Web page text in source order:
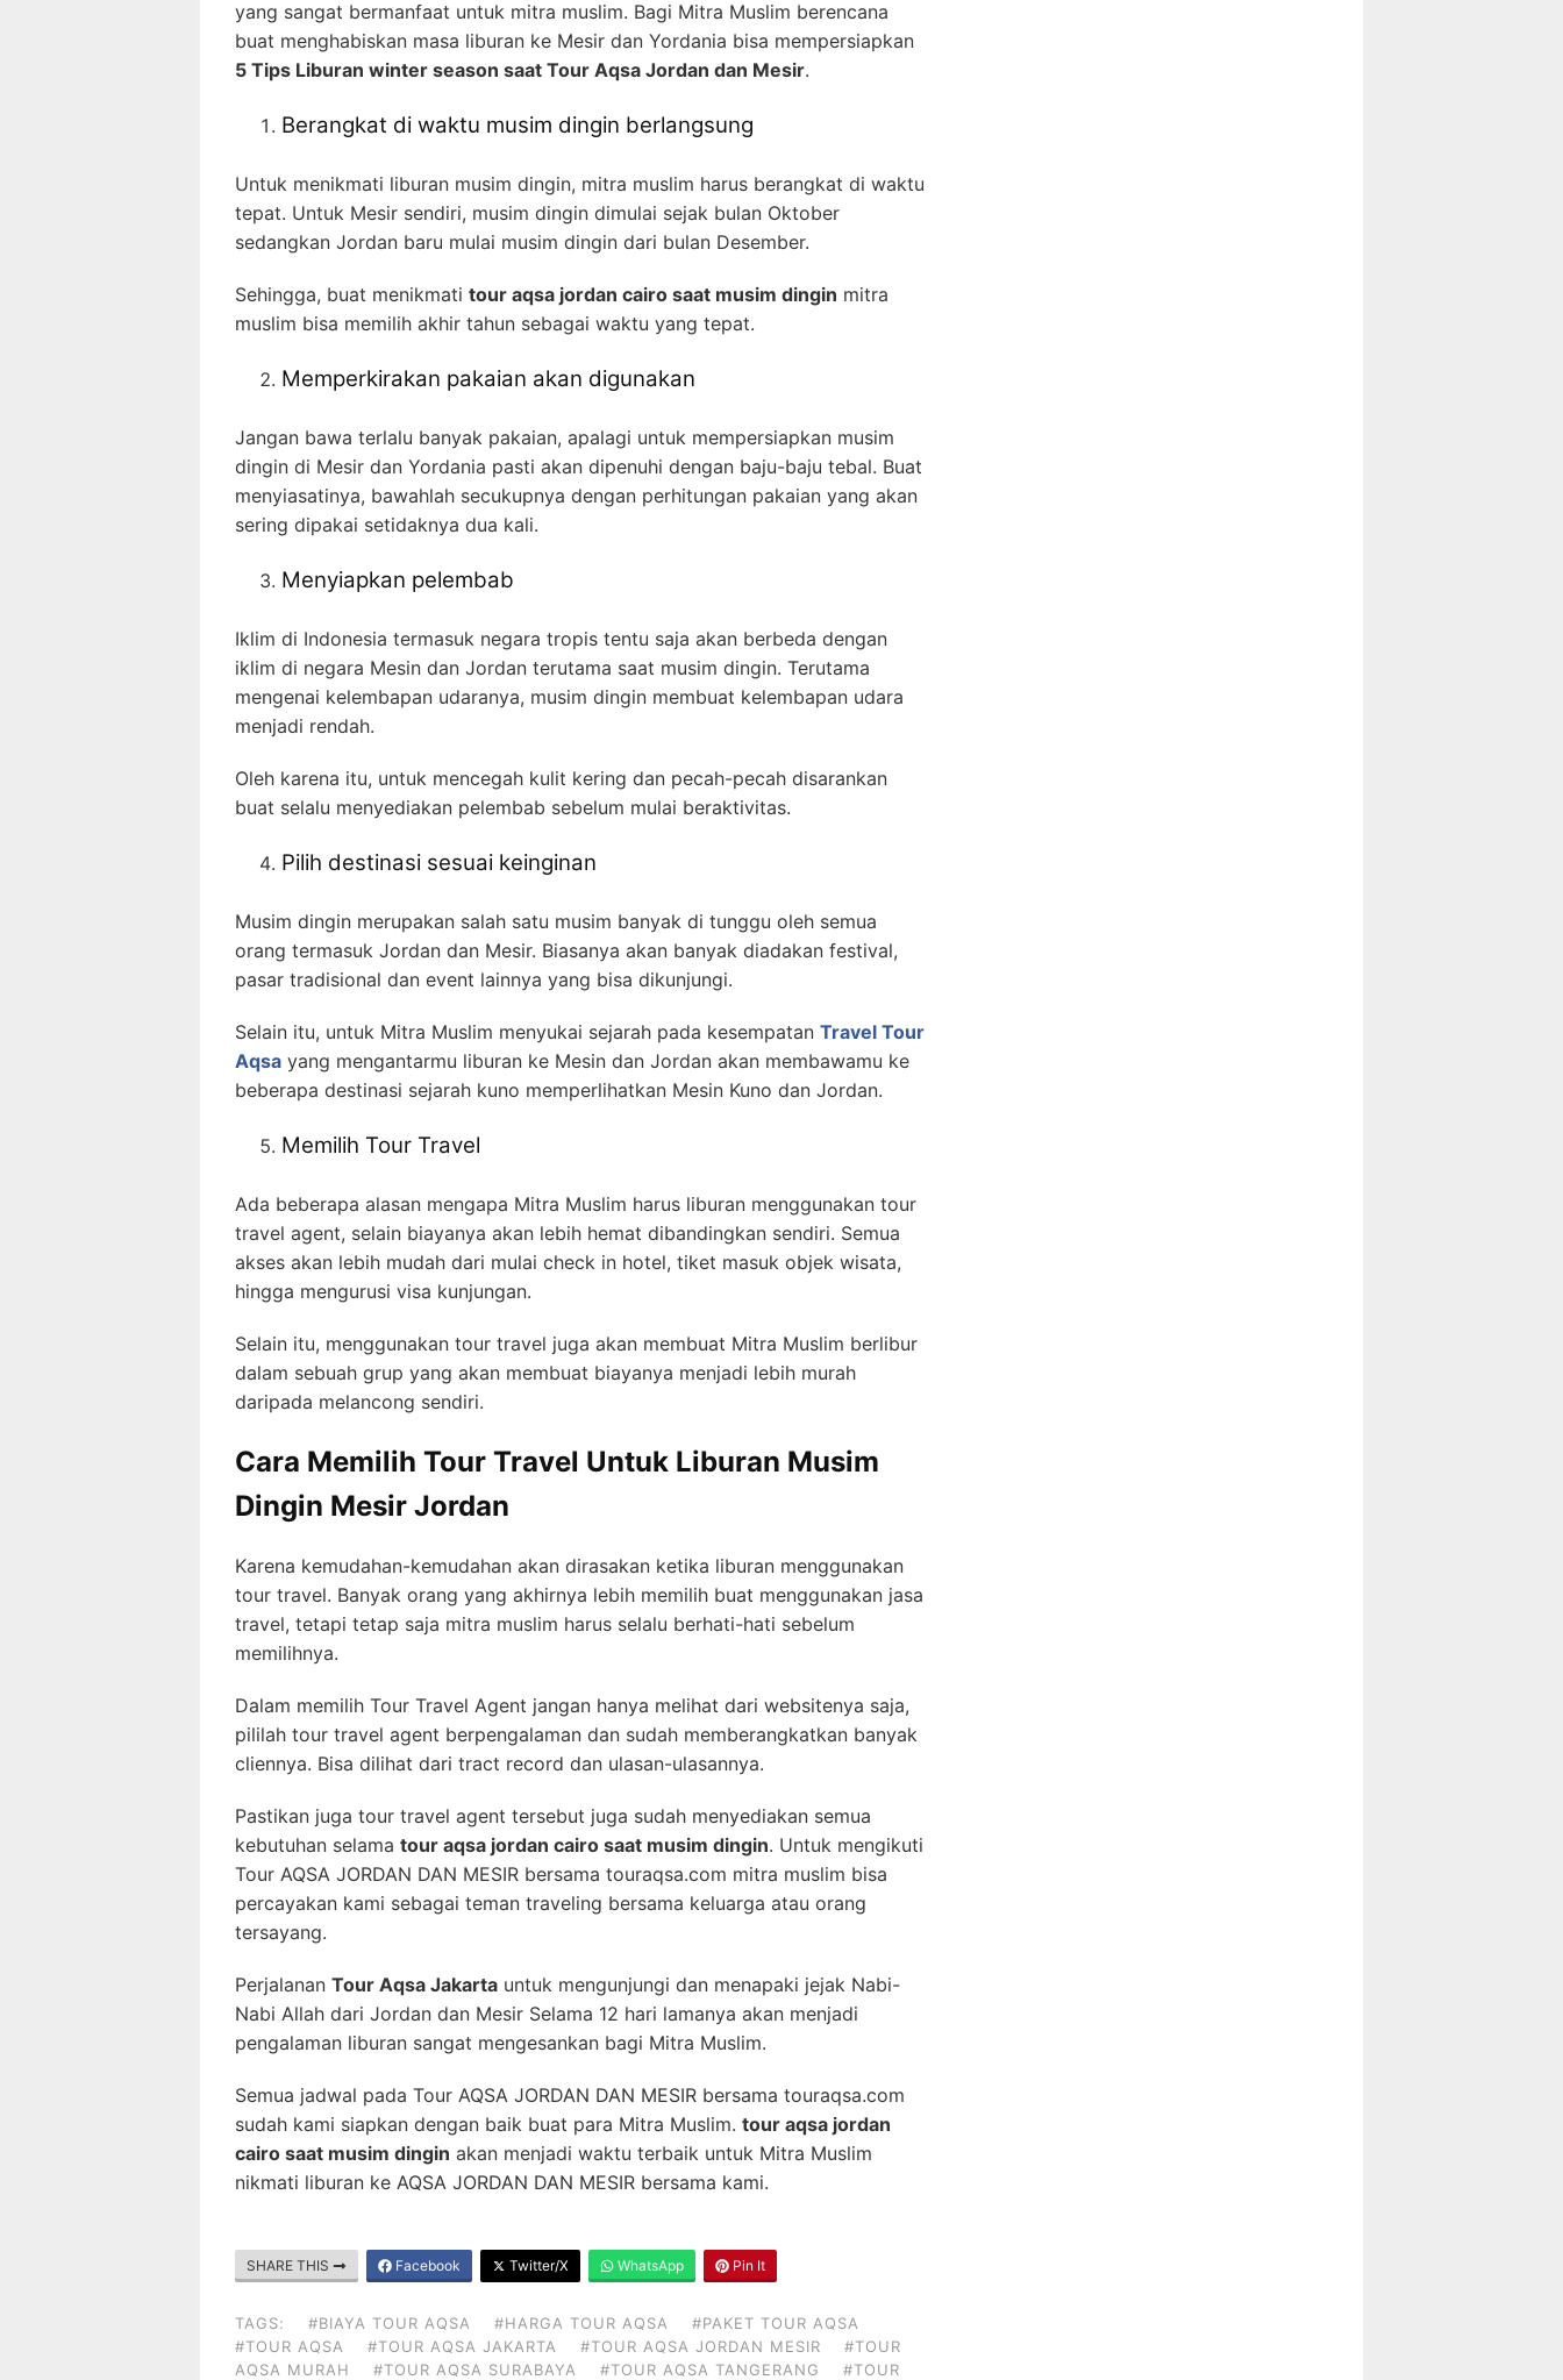
yang sangat bermanfaat untuk mitra muslim. Bagi Mitra Muslim berencana
buat menghabiskan masa liburan ke Mesir dan Yordania bisa mempersiapkan
5 Tips Liburan winter season saat Tour Aqsa Jordan dan Mesir.
Berangkat di waktu musim dingin berlangsung
Untuk menikmati liburan musim dingin, mitra muslim harus berangkat di waktu
tepat. Untuk Mesir sendiri, musim dingin dimulai sejak bulan Oktober
sedangkan Jordan baru mulai musim dingin dari bulan Desember.
Sehingga, buat menikmati tour aqsa jordan cairo saat musim dingin mitra
muslim bisa memilih akhir tahun sebagai waktu yang tepat.
Memperkirakan pakaian akan digunakan
Jangan bawa terlalu banyak pakaian, apalagi untuk mempersiapkan musim
dingin di Mesir dan Yordania pasti akan dipenuhi dengan baju-baju tebal. Buat
menyiasatinya, bawahlah secukupnya dengan perhitungan pakaian yang akan
sering dipakai setidaknya dua kali.
Menyiapkan pelembab
Iklim di Indonesia termasuk negara tropis tentu saja akan berbeda dengan
iklim di negara Mesin dan Jordan terutama saat musim dingin. Terutama
mengenai kelembapan udaranya, musim dingin membuat kelembapan udara
menjadi rendah.
Oleh karena itu, untuk mencegah kulit kering dan pecah-pecah disarankan
buat selalu menyediakan pelembab sebelum mulai beraktivitas.
Pilih destinasi sesuai keinginan
Musim dingin merupakan salah satu musim banyak di tunggu oleh semua
orang termasuk Jordan dan Mesir. Biasanya akan banyak diadakan festival,
pasar tradisional dan event lainnya yang bisa dikunjungi.
Selain itu, untuk Mitra Muslim menyukai sejarah pada kesempatan Travel Tour
Aqsa yang mengantarmu liburan ke Mesin dan Jordan akan membawamu ke
beberapa destinasi sejarah kuno memperlihatkan Mesin Kuno dan Jordan.
Memilih Tour Travel
Ada beberapa alasan mengapa Mitra Muslim harus liburan menggunakan tour
travel agent, selain biayanya akan lebih hemat dibandingkan sendiri. Semua
akses akan lebih mudah dari mulai check in hotel, tiket masuk objek wisata,
hingga mengurusi visa kunjungan.
Selain itu, menggunakan tour travel juga akan membuat Mitra Muslim berlibur
dalam sebuah grup yang akan membuat biayanya menjadi lebih murah
daripada melancong sendiri.
Cara Memilih Tour Travel Untuk Liburan Musim
Dingin Mesir Jordan
Karena kemudahan-kemudahan akan dirasakan ketika liburan menggunakan
tour travel. Banyak orang yang akhirnya lebih memilih buat menggunakan jasa
travel, tetapi tetap saja mitra muslim harus selalu berhati-hati sebelum
memilihnya.
Dalam memilih Tour Travel Agent jangan hanya melihat dari websitenya saja,
pililah tour travel agent berpengalaman dan sudah memberangkatkan banyak
cliennya. Bisa dilihat dari tract record dan ulasan-ulasannya.
Pastikan juga tour travel agent tersebut juga sudah menyediakan semua
kebutuhan selama tour aqsa jordan cairo saat musim dingin. Untuk mengikuti
Tour AQSA JORDAN DAN MESIR bersama touraqsa.com mitra muslim bisa
percayakan kami sebagai teman traveling bersama keluarga atau orang
tersayang.
Perjalanan Tour Aqsa Jakarta untuk mengunjungi dan menapaki jejak Nabi-
Nabi Allah dari Jordan dan Mesir Selama 12 hari lamanya akan menjadi
pengalaman liburan sangat mengesankan bagi Mitra Muslim.
Semua jadwal pada Tour AQSA JORDAN DAN MESIR bersama touraqsa.com
sudah kami siapkan dengan baik buat para Mitra Muslim. tour aqsa jordan
cairo saat musim dingin akan menjadi waktu terbaik untuk Mitra Muslim
nikmati liburan ke AQSA JORDAN DAN MESIR bersama kami.
SHARE THIS Facebook Twitter/X WhatsApp Pin It
TAGS: #BIAYA TOUR AQSA #HARGA TOUR AQSA
#PAKET TOUR AQSA
#TOUR AQSA
#TOUR AQSA JAKARTA #TOUR AQSA JORDAN MESIR
#TOUR
AQSA MURAH
#TOUR AQSA SURABAYA #TOUR AQSA TANGERANG #TOUR